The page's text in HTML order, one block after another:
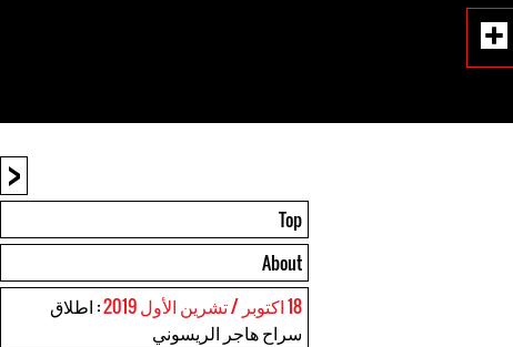
<
Top
About
18 اكتوبر / تشرين الأول 2019
: اطلاق
سراح هاجر الريسوني